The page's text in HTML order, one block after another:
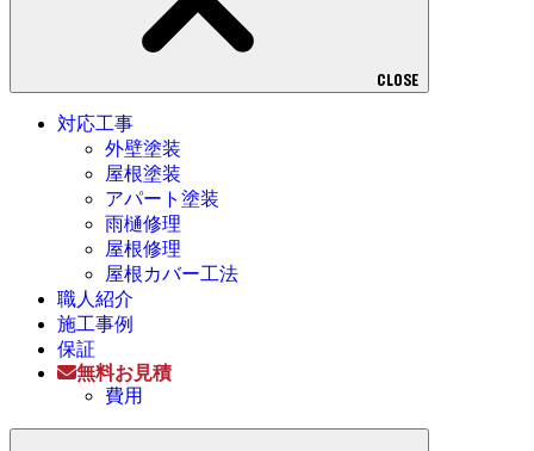
CLOSE
対応工事
外壁塗装
屋根塗装
アパート塗装
雨樋修理
屋根修理
屋根カバー工法
職人紹介
施工事例
保証
無料お見積
費用